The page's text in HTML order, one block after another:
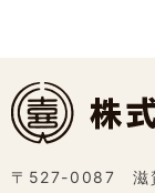
〒527-0087 滋